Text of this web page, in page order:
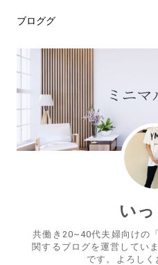
ブロググ
い
共働き20~40代夫婦向けの
関するブログを運営してい
です。よろしく